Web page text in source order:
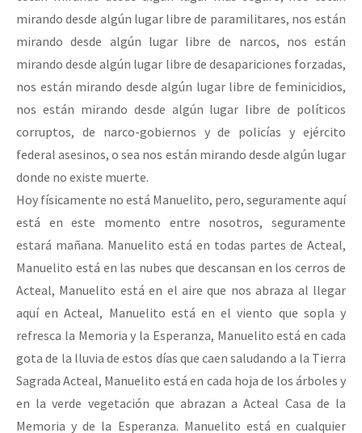
mirando desde algún lugar libre de paramilitares, nos están
mirando desde algún lugar libre de narcos, nos están
mirando desde algún lugar libre de desapariciones forzadas,
nos están mirando desde algún lugar libre de feminicidios,
nos están mirando desde algún lugar libre de políticos
corruptos, de narco-gobiernos y de policías y ejército
federal asesinos, o sea nos están mirando desde algún lugar
donde no existe muerte.
Hoy físicamente no está Manuelito, pero, seguramente aquí
está en este momento entre nosotros, seguramente
estará mañana. Manuelito está en todas partes de Acteal,
Manuelito está en las nubes que descansan en los cerros de
Acteal, Manuelito está en el aire que nos abraza al llegar
aquí en Acteal, Manuelito está en el viento que sopla y
refresca la Memoria y la Esperanza, Manuelito está en cada
gota de la lluvia de estos días que caen saludando a la Tierra
Sagrada Acteal, Manuelito está en cada hoja de los árboles y
en la verde vegetación que abrazan a Acteal Casa de la
Memoria y de la Esperanza. Manuelito está en cualquier